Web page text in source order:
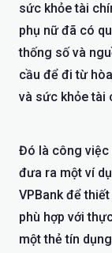
sức khỏe tài
phụ nữ đã có
thống số và
cầu để đi từ
và sức khỏe tài
Đó là công việc
đưa ra một ví
VPBankđể thiết
phù hợp với
một thẻ tín